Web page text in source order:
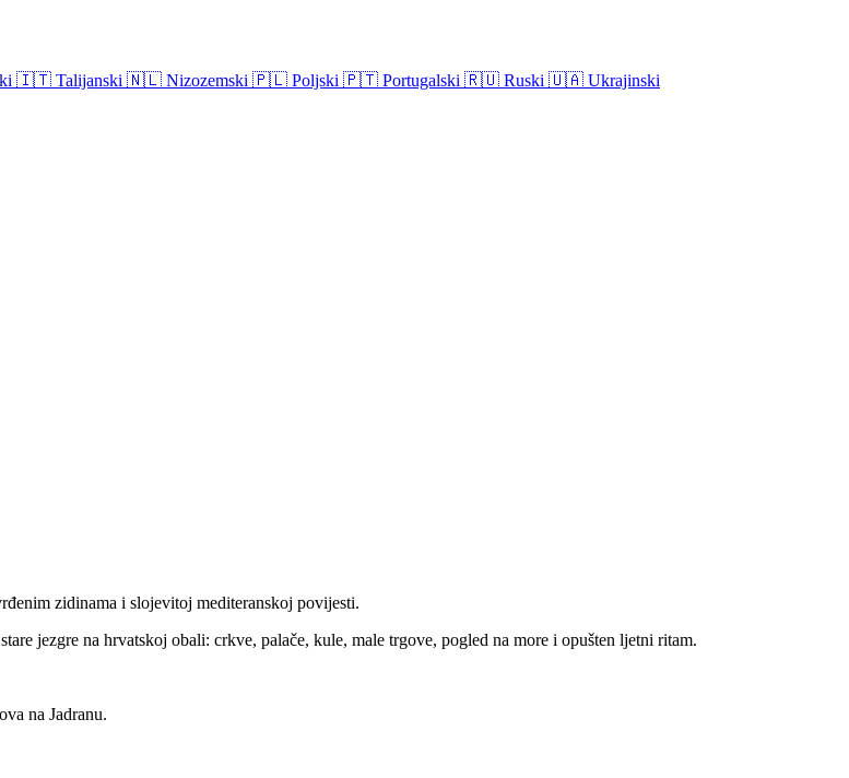
🇮🇹 Talijanski 🇳🇱 Nizozemski 🇵🇱 Poljski 🇵🇹 Portugalski 🇷🇺 Ruski 🇺🇦 Ukrajinski
zidinama i slojevitoj mediteranskoj povijesti.
jezgre na hrvatskoj obali: crkve, palače, kule, male trgove, pogled na more i opušten ljetni ritam.
na Jadranu.